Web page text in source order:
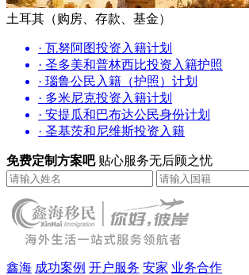
土耳其（购房、存款、基金）
· 瓦努阿图投资入籍计划
· 圣多美和普林西比投资入籍护照
· 瑙鲁公民入籍（护照）计划
· 多米尼克投资入籍计划
· 安提瓜和巴布达公民身份计划
· 圣基茨和尼维斯投资入籍
免费定制方案吧 贴心服务无后顾之忧
鑫海 成功案例 开户服务 安家 业务合作